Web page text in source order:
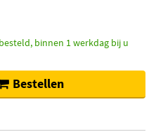
binnen 1 werkdag bij u
Bestellen